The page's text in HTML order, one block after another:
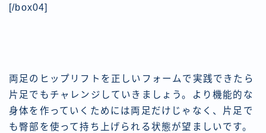
[/box04]
両足のヒップリフトを正しいフォームで実践できたら
片足でもチャレンジしていきましょう。より機能的な
身体を作っていくためには両足だけじゃなく、片足で
も臀部を使って持ち上げられる状態が望ましいです。